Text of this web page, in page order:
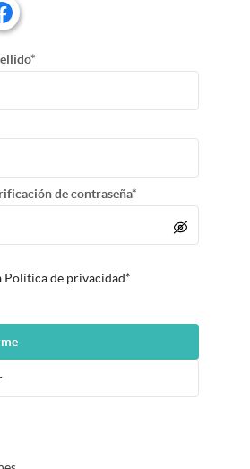
de contraseña*
Política de privacidad*